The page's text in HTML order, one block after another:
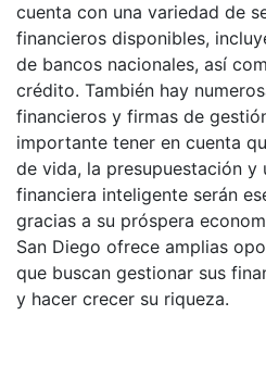
cuenta con una variedad de
financieros disponibles,
de bancos nacionales, así
crédito. También hay
financieros y firmas de
importante tener en cuenta
de vida, la presupuestación y
financiera inteligente serán
gracias a su próspera
San Diego ofrece amplias
que buscan gestionar sus
y hacer crecer su riqueza.